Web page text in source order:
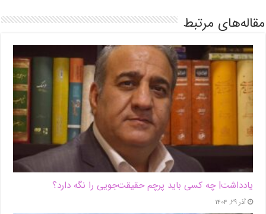
مقاله‌های مرتبط
یادداشت| ‌چه کسی باید پرچم حقیقت‌جویی را نگه دارد؟
آذر ۲۹, ۱۴۰۴